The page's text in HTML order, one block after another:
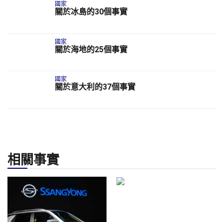
國家
關於冰島的30個事實
國家
關於海地的25個事實
國家
關於意大利的37個事實
相關事實